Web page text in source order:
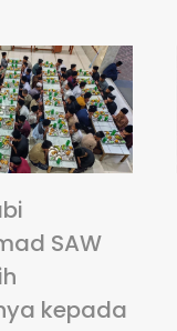
SAW
kepada